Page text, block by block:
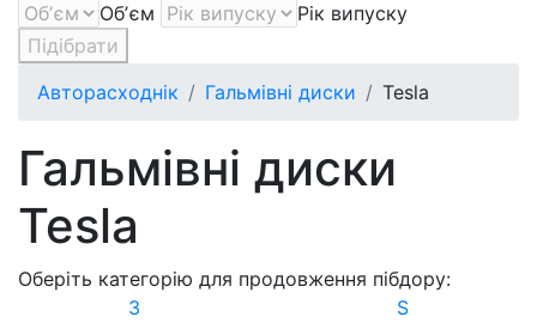
Обʼєм
Рік випуску
Підібрати
Авторасходнік
Гальмівні диски Tesla
Гальмівні диски
Tesla
Оберіть категорію для продовження пібдору:
3
S